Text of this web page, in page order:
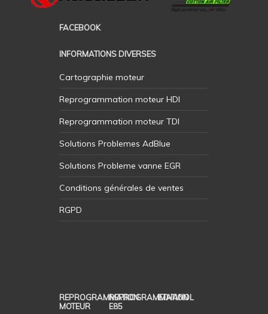
FACEBOOK
INFORMATIONS DIVERSES
Cartographie moteur
Reprogrammation moteur HDI
Reprogrammation moteur TDI
Solutions Problemes AdBlue
Solutions Probleme vanne EGR
Conditions générales de ventes
RGPD
REPROGRAMMATION
MOTEUR
REPROGRAMMATION
E85
ETHANOL